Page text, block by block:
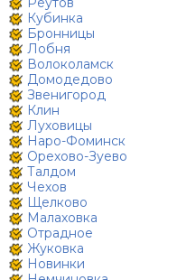
Кубинка
Бронницы
Лобня
Волоколамск
Домодедово
Звенигород
Клин
Луховицы
Наро-Фоминск
Орехово-Зуево
Талдом
Чехов
Щелково
Малаховка
Отрадное
Жуковка
Новинки